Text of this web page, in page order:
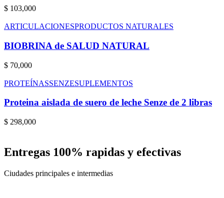
$ 103,000
ARTICULACIONESPRODUCTOS NATURALES
BIOBRINA de SALUD NATURAL
$ 70,000
PROTEÍNASSENZESUPLEMENTOS
Proteina aislada de suero de leche Senze de 2 libras
$ 298,000
Entregas 100% rapidas y efectivas
Ciudades principales e intermedias